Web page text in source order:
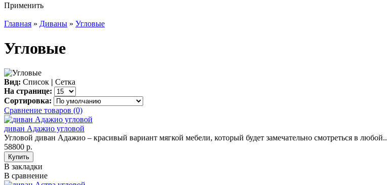
Применить
Главная » Диваны » Угловые
Угловые
Вид: Список | Сетка
На странице:
Сортировка:
Сравнение товаров (0)
диван Адажио угловой
Угловой диван Адажио – красивый вариант мягкой мебели, который будет замечательно смотреться в любой..
58800 р.
В закладки
В сравнение